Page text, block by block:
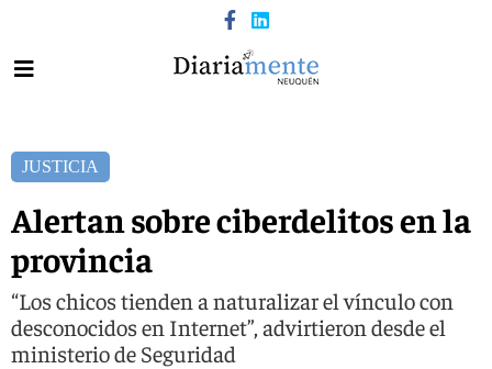
JUSTICIA
Alertan sobre ciberdelitos en la
provincia
“Los chicos tienden a naturalizar el vínculo con
desconocidos en Internet”, advirtieron desde el
ministerio de Seguridad